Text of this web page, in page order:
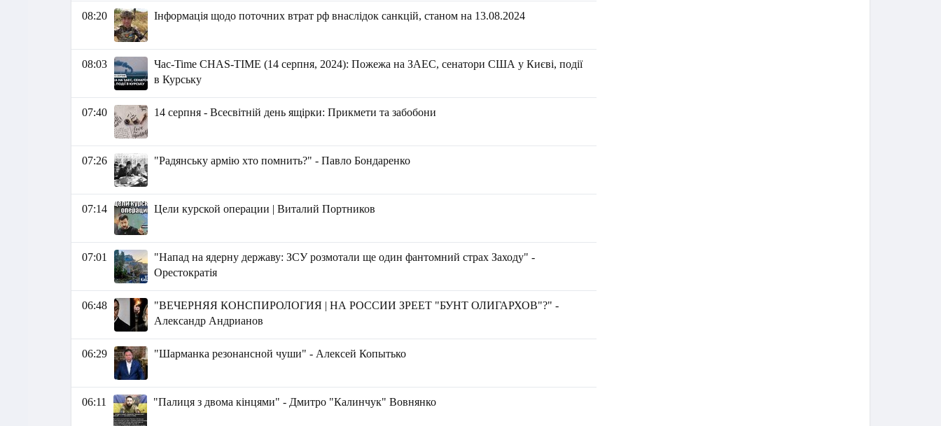
08:20 Інформація щодо поточних втрат рф внаслідок санкцій, станом на 13.08.2024
08:03
Час-Time CHAS-TIME (14 серпня, 2024): Пожежа на ЗАЕС, сенатори США у Києві, події
в Курську
07:40 14 серпня - Всесвітній день ящірки: Прикмети та забобони
07:26 "Радянську армію хто помнить?" - Павло Бондаренко
07:14 Цели курской операции | Виталий Портников
07:01
"Напад на ядерну державу: ЗСУ розмотали ще один фантомний страх Заходу" -
Орестократія
06:48
"ВЕЧЕРНЯЯ КОНСПИРОЛОГИЯ | НА РОССИИ ЗРЕЕТ "БУНТ ОЛИГАРХОВ"?" -
Александр Андрианов
06:29 "Шарманка резонансной чуши" - Алексей Копытько
06:11 "Палиця з двома кінцями" - Дмитро "Калинчук" Вовнянко